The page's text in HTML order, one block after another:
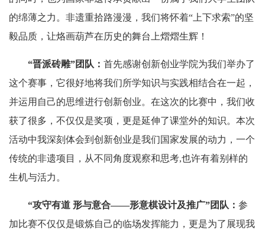
的绵薄之力。非遗重拾路漫漫，我们将怀着“上下求索”的坚
毅品质，让烙画葫芦在历史的舞台上熠熠生辉！
“晋派砖雕”团队： 首先感谢创新创业学院为我们举办了
这个赛事，它很好地将我们所学知识与实践相结合在一起，
并运用自己的思维进行创新创业。在这次的比赛中，我们收
获了很多，不仅仅是奖项，更是延伸了课堂外的知识。本次
活动中我深刻体会到创新创业是我们国家发展的动力，一个
传统的非遗项目，从不同角度观察和思考,也许有着别样的
生机与活力。
“攻守有道 形与意合——形意棋设计及推广”团队： 参
加比赛不仅仅是锻炼自己的临场发挥能力，更是为了展现我